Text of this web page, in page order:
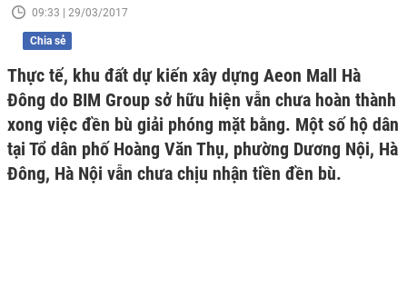
09:33 | 29/03/2017
Chia sẻ
Thực tế, khu đất dự kiến xây dựng Aeon Mall Hà
Đông do BIM Group sở hữu hiện vẫn chưa hoàn thành
xong việc đền bù giải phóng mặt bằng. Một số hộ dân
tại Tổ dân phố Hoàng Văn Thụ, phường Dương Nội, Hà
Đông, Hà Nội vẫn chưa chịu nhận tiền đền bù.